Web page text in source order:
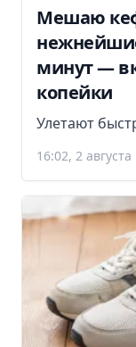
Мешаю
минут —
копейки
Улетают
16:02, 2 августа